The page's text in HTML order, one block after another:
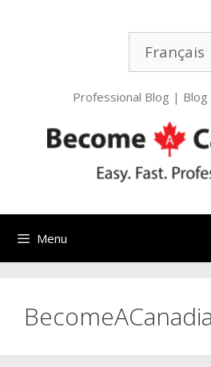
Choisir
une
langue
Professional Blog |
Menu